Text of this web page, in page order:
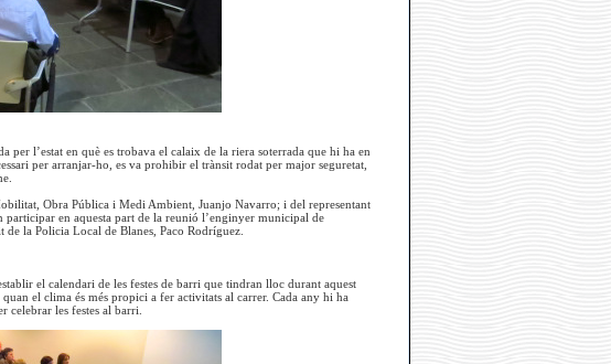
l’estat en què es trobava el calaix de la riera soterrada que hi ha en
per arranjar-ho, es va prohibir el trànsit rodat per major seguretat,
Obra Pública i Medi Ambient, Juanjo Navarro; i del representant
participar en aquesta part de la reunió l’enginyer municipal de
la Policia Local de Blanes, Paco Rodríguez.
el calendari de les festes de barri que tindran lloc durant aquest
el clima és més propici a fer activitats al carrer. Cada any hi ha
celebrar les festes al barri.